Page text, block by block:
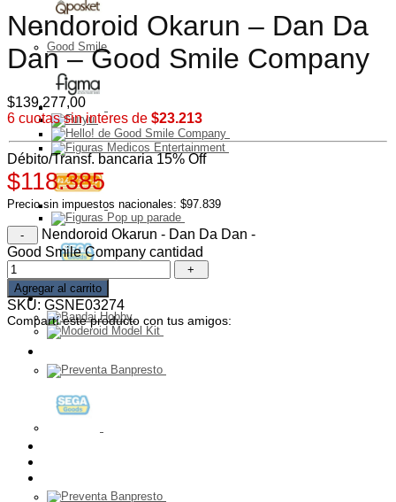
Good Smile
Model Kit
Nendoroid Okarun – Dan Da
Dan – Good Smile Company
$139.277,00
6 cuotas sin interes de $23.213
Débito/Transf. bancaria 15% Off
$118.385
Precio sin impuestos nacionales: $97.839
Nendoroid Okarun - Dan Da Dan -
Good Smile Company cantidad
Agregar al carrito
SKU: GSNE03274
Compartí este producto con tus amigos: